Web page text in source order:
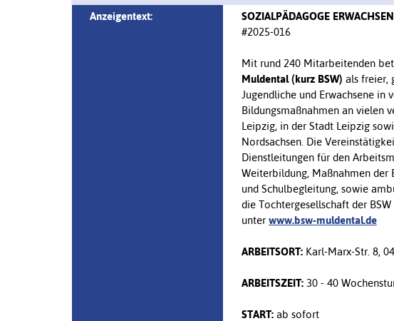
Anzeigentext: SOZIALPÄDAGOGE
#2025-016
Mit rund 240 Mitarbeitenden
Muldental (kurz BSW) als freier,
Jugendliche und Erwachsene in
Bildungsmaßnahmen an vielen
Leipzig, in der Stadt Leipzig
Nordsachsen. Die
Dienstleitungen für den
Weiterbildung, Maßnahmen der
und Schulbegleitung, sowie
die Tochtergesellschaft der
unter www.bsw-muldental.de
ARBEITSORT: Karl-Marx-Str. 8,
ARBEITSZEIT: 30 - 40
START: ab sofort